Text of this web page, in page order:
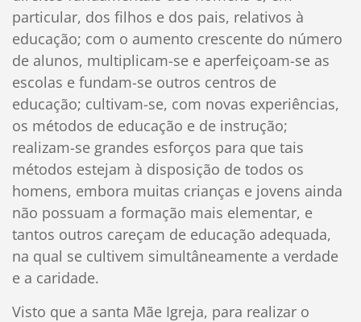
particular, dos filhos e dos pais, relativos à
educação; com o aumento crescente do número
de alunos, multiplicam-se e aperfeiçoam-se as
escolas e fundam-se outros centros de
educação; cultivam-se, com novas experiências,
os métodos de educação e de instrução;
realizam-se grandes esforços para que tais
métodos estejam à disposição de todos os
homens, embora muitas crianças e jovens ainda
não possuam a formação mais elementar, e
tantos outros careçam de educação adequada,
na qual se cultivem simultâneamente a verdade
e a caridade.
Visto que a santa Mãe Igreja, para realizar o